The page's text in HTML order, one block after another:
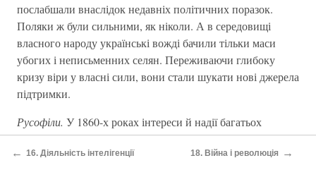
послабшали внаслідок недавніх політичних поразок.
Поляки ж були сильними, як ніколи. А в середовищі
власного народу українські вожді бачили тільки маси
убогих і неписьменних селян. Переживаючи глибоку
кризу віри у власні сили, вони стали шукати нові джерела
підтримки.
Русофіли. У 1860-х роках інтереси й надії багатьох
освічених українців зосередилися на Росії. У цьому не
було несподіванки: адже саме в цей час різні слов’янські
← 16. Діяльність інтелігенції 18. Війна і революція →